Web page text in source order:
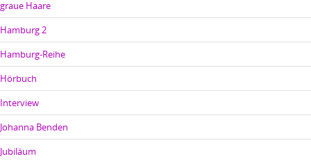
graue Haare
Hamburg 2
Hamburg-Reihe
Hörbuch
Interview
Johanna Benden
Jubiläum